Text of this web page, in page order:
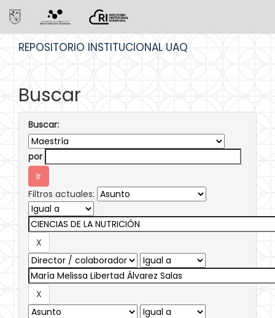
REPOSITORIO INSTITUCIONAL UAQ
Buscar
Buscar:
por
Filtros actuales: